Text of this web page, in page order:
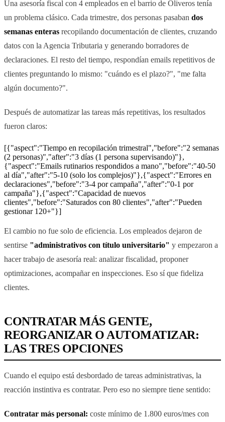
Una asesoría fiscal con 4 empleados en el barrio de Oliveros tenía
un problema clásico. Cada trimestre, dos personas pasaban dos
semanas enteras recopilando documentación de clientes, cruzando
datos con la Agencia Tributaria y generando borradores de
declaraciones. El resto del tiempo, respondían emails repetitivos de
clientes preguntando lo mismo: "cuándo es el plazo?", "me falta
algún documento?".
Después de automatizar las tareas más repetitivas, los resultados
fueron claros:
[{"aspect":"Tiempo en recopilación trimestral","before":"2 semanas
(2 personas)","after":"3 días (1 persona supervisando)"},
{"aspect":"Emails rutinarios respondidos a mano","before":"40-50
al día","after":"5-10 (solo los complejos)"},{"aspect":"Errores en
declaraciones","before":"3-4 por campaña","after":"0-1 por
campaña"},{"aspect":"Capacidad de nuevos
clientes","before":"Saturados con 80 clientes","after":"Pueden
gestionar 120+"}]
El cambio no fue solo de eficiencia. Los empleados dejaron de
sentirse "administrativos con título universitario" y empezaron a
hacer trabajo de asesoría real: analizar fiscalidad, proponer
optimizaciones, acompañar en inspecciones. Eso sí que fideliza
clientes.
CONTRATAR MÁS GENTE,
REORGANIZAR O AUTOMATIZAR:
LAS TRES OPCIONES
Cuando el equipo está desbordado de tareas administrativas, la
reacción instintiva es contratar. Pero eso no siempre tiene sentido:
Contratar más personal: coste mínimo de 1.800 euros/mes con